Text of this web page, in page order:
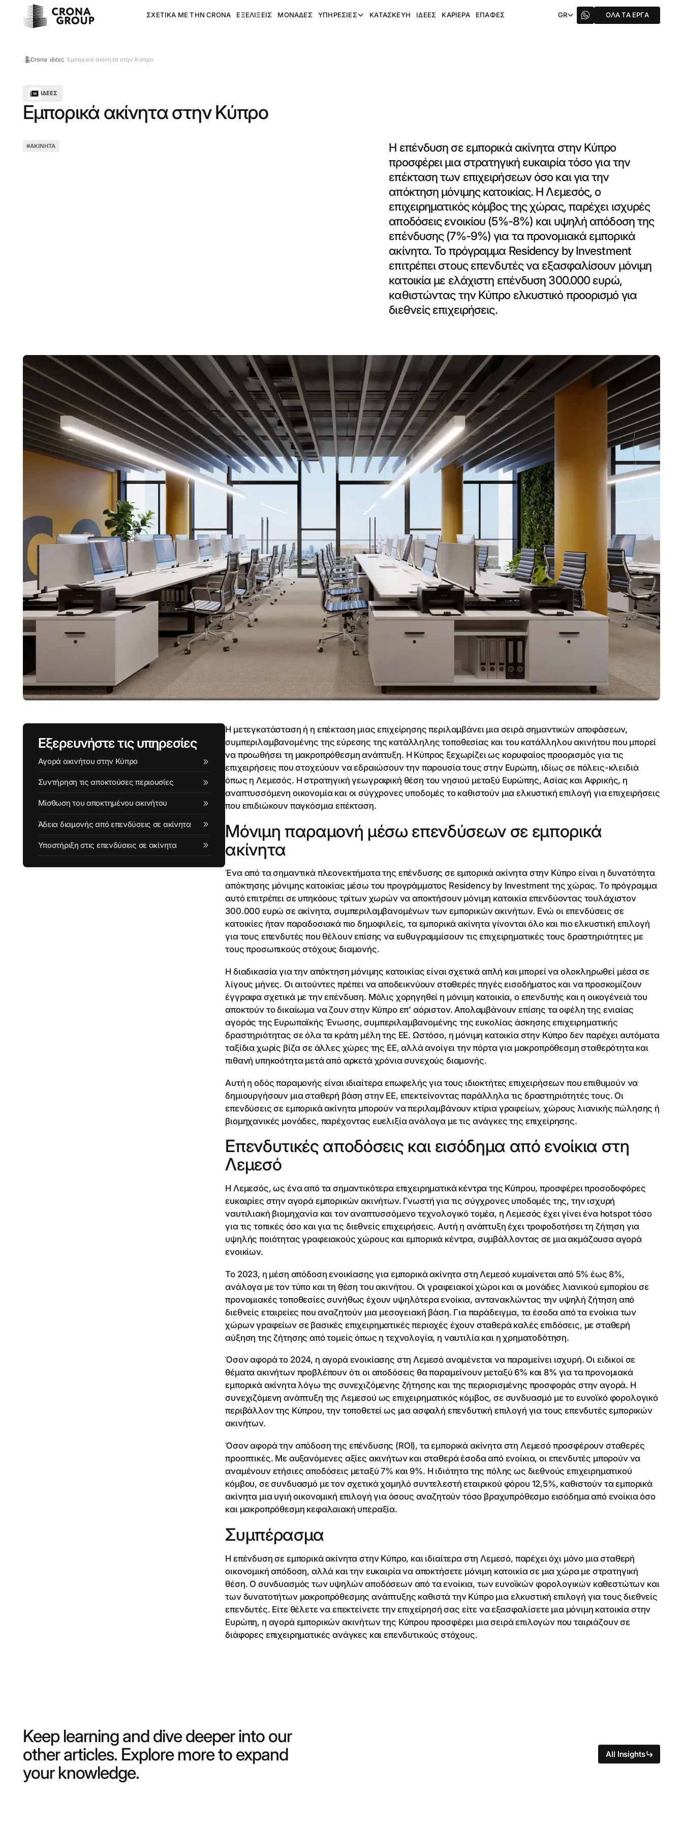
ΣΧΕΤΙΚΆ ΜΕ ΤΗΝ CRONA ΕΞΕΛΊΞΕΙΣ ΜΟΝΆΔΕΣ ΥΠΗΡΕΣΊΕΣ ΚΑΤΑΣΚΕΥΉ ΙΔΈΕΣ ΚΑΡΙΈΡΑ ΕΠΑΦΈΣ GR ΌΛΑ ΤΑ ΈΡΓΑ
Crona ιδέες Εμπορικά ακίνητα στην Κύπρο
ΙΔΈΕΣ
Εμπορικά ακίνητα στην Κύπρο
#ΑΚΊΝΗΤΑ
Η επένδυση σε εμπορικά ακίνητα στην Κύπρο
προσφέρει μια στρατηγική ευκαιρία τόσο για την
επέκταση των επιχειρήσεων όσο και για την
απόκτηση μόνιμης κατοικίας. Η Λεμεσός, ο
επιχειρηματικός κόμβος της χώρας, παρέχει ισχυρές
αποδόσεις ενοικίου (5%-8%) και υψηλή απόδοση της
επένδυσης (7%-9%) για τα προνομιακά εμπορικά
ακίνητα. Το πρόγραμμα Residency by Investment
επιτρέπει στους επενδυτές να εξασφαλίσουν μόνιμη
κατοικία με ελάχιστη επένδυση 300.000 ευρώ,
καθιστώντας την Κύπρο ελκυστικό προορισμό για
διεθνείς επιχειρήσεις.
Εξερευνήστε τις υπηρεσίες
Αγορά ακινήτου στην Κύπρο
Συντήρηση τις αποκτούσες περιουσίες
Μίσθωση του αποκτημένου ακινήτου
Άδεια διαμονής από επενδύσεις σε ακίνητα
Υποστήριξη στις επενδύσεις σε ακίνητα
Η μετεγκατάσταση ή η επέκταση μιας επιχείρησης περιλαμβάνει μια σειρά σημαντικών αποφάσεων,
συμπεριλαμβανομένης της εύρεσης της κατάλληλης τοποθεσίας και του κατάλληλου ακινήτου που μπορεί
να προωθήσει τη μακροπρόθεσμη ανάπτυξη. Η Κύπρος ξεχωρίζει ως κορυφαίος προορισμός για τις
επιχειρήσεις που στοχεύουν να εδραιώσουν την παρουσία τους στην Ευρώπη, ιδίως σε πόλεις-κλειδιά
όπως η Λεμεσός. Η στρατηγική γεωγραφική θέση του νησιού μεταξύ Ευρώπης, Ασίας και Αφρικής, η
αναπτυσσόμενη οικονομία και οι σύγχρονες υποδομές το καθιστούν μια ελκυστική επιλογή για επιχειρήσεις
που επιδιώκουν παγκόσμια επέκταση.
Μόνιμη παραμονή μέσω επενδύσεων σε εμπορικά
ακίνητα
Ένα από τα σημαντικά πλεονεκτήματα της επένδυσης σε εμπορικά ακίνητα στην Κύπρο είναι η δυνατότητα
απόκτησης μόνιμης κατοικίας μέσω του προγράμματος Residency by Investment της χώρας. Το πρόγραμμα
αυτό επιτρέπει σε υπηκόους τρίτων χωρών να αποκτήσουν μόνιμη κατοικία επενδύοντας τουλάχιστον
300.000 ευρώ σε ακίνητα, συμπεριλαμβανομένων των εμπορικών ακινήτων. Ενώ οι επενδύσεις σε
κατοικίες ήταν παραδοσιακά πιο δημοφιλείς, τα εμπορικά ακίνητα γίνονται όλο και πιο ελκυστική επιλογή
για τους επενδυτές που θέλουν επίσης να ευθυγραμμίσουν τις επιχειρηματικές τους δραστηριότητες με
τους προσωπικούς στόχους διαμονής.
Η διαδικασία για την απόκτηση μόνιμης κατοικίας είναι σχετικά απλή και μπορεί να ολοκληρωθεί μέσα σε
λίγους μήνες. Οι αιτούντες πρέπει να αποδεικνύουν σταθερές πηγές εισοδήματος και να προσκομίζουν
έγγραφα σχετικά με την επένδυση. Μόλις χορηγηθεί η μόνιμη κατοικία, ο επενδυτής και η οικογένειά του
αποκτούν το δικαίωμα να ζουν στην Κύπρο επ' αόριστον. Απολαμβάνουν επίσης τα οφέλη της ενιαίας
αγοράς της Ευρωπαϊκής Ένωσης, συμπεριλαμβανομένης της ευκολίας άσκησης επιχειρηματικής
δραστηριότητας σε όλα τα κράτη μέλη της ΕΕ. Ωστόσο, η μόνιμη κατοικία στην Κύπρο δεν παρέχει αυτόματα
ταξίδια χωρίς βίζα σε άλλες χώρες της ΕΕ, αλλά ανοίγει την πόρτα για μακροπρόθεσμη σταθερότητα και
πιθανή υπηκοότητα μετά από αρκετά χρόνια συνεχούς διαμονής.
Αυτή η οδός παραμονής είναι ιδιαίτερα επωφελής για τους ιδιοκτήτες επιχειρήσεων που επιθυμούν να
δημιουργήσουν μια σταθερή βάση στην ΕΕ, επεκτείνοντας παράλληλα τις δραστηριότητές τους. Οι
επενδύσεις σε εμπορικά ακίνητα μπορούν να περιλαμβάνουν κτίρια γραφείων, χώρους λιανικής πώλησης ή
βιομηχανικές μονάδες, παρέχοντας ευελιξία ανάλογα με τις ανάγκες της επιχείρησης.
Επενδυτικές αποδόσεις και εισόδημα από ενοίκια στη
Λεμεσό
Η Λεμεσός, ως ένα από τα σημαντικότερα επιχειρηματικά κέντρα της Κύπρου, προσφέρει προσοδοφόρες
ευκαιρίες στην αγορά εμπορικών ακινήτων. Γνωστή για τις σύγχρονες υποδομές της, την ισχυρή
ναυτιλιακή βιομηχανία και τον αναπτυσσόμενο τεχνολογικό τομέα, η Λεμεσός έχει γίνει ένα hotspot τόσο
για τις τοπικές όσο και για τις διεθνείς επιχειρήσεις. Αυτή η ανάπτυξη έχει τροφοδοτήσει τη ζήτηση για
υψηλής ποιότητας γραφειακούς χώρους και εμπορικά κέντρα, συμβάλλοντας σε μια ακμάζουσα αγορά
ενοικίων.
Το 2023, η μέση απόδοση ενοικίασης για εμπορικά ακίνητα στη Λεμεσό κυμαίνεται από 5% έως 8%,
ανάλογα με τον τύπο και τη θέση του ακινήτου. Οι γραφειακοί χώροι και οι μονάδες λιανικού εμπορίου σε
προνομιακές τοποθεσίες συνήθως έχουν υψηλότερα ενοίκια, αντανακλώντας την υψηλή ζήτηση από
διεθνείς εταιρείες που αναζητούν μια μεσογειακή βάση. Για παράδειγμα, τα έσοδα από τα ενοίκια των
χώρων γραφείων σε βασικές επιχειρηματικές περιοχές έχουν σταθερά καλές επιδόσεις, με σταθερή
αύξηση της ζήτησης από τομείς όπως η τεχνολογία, η ναυτιλία και η χρηματοδότηση.
Όσον αφορά το 2024, η αγορά ενοικίασης στη Λεμεσό αναμένεται να παραμείνει ισχυρή. Οι ειδικοί σε
θέματα ακινήτων προβλέπουν ότι οι αποδόσεις θα παραμείνουν μεταξύ 6% και 8% για τα προνομιακά
εμπορικά ακίνητα λόγω της συνεχιζόμενης ζήτησης και της περιορισμένης προσφοράς στην αγορά. Η
συνεχιζόμενη ανάπτυξη της Λεμεσού ως επιχειρηματικός κόμβος, σε συνδυασμό με το ευνοϊκό φορολογικό
περιβάλλον της Κύπρου, την τοποθετεί ως μια ασφαλή επενδυτική επιλογή για τους επενδυτές εμπορικών
ακινήτων.
Όσον αφορά την απόδοση της επένδυσης (ROI), τα εμπορικά ακίνητα στη Λεμεσό προσφέρουν σταθερές
προοπτικές. Με αυξανόμενες αξίες ακινήτων και σταθερά έσοδα από ενοίκια, οι επενδυτές μπορούν να
αναμένουν ετήσιες αποδόσεις μεταξύ 7% και 9%. Η ιδιότητα της πόλης ως διεθνούς επιχειρηματικού
κόμβου, σε συνδυασμό με τον σχετικά χαμηλό συντελεστή εταιρικού φόρου 12,5%, καθιστούν τα εμπορικά
ακίνητα μια υγιή οικονομική επιλογή για όσους αναζητούν τόσο βραχυπρόθεσμο εισόδημα από ενοίκια όσο
και μακροπρόθεσμη κεφαλαιακή υπεραξία.
Συμπέρασμα
Η επένδυση σε εμπορικά ακίνητα στην Κύπρο, και ιδιαίτερα στη Λεμεσό, παρέχει όχι μόνο μια σταθερή
οικονομική απόδοση, αλλά και την ευκαιρία να αποκτήσετε μόνιμη κατοικία σε μια χώρα με στρατηγική
θέση. Ο συνδυασμός των υψηλών αποδόσεων από τα ενοίκια, των ευνοϊκών φορολογικών καθεστώτων και
των δυνατοτήτων μακροπρόθεσμης ανάπτυξης καθιστά την Κύπρο μια ελκυστική επιλογή για τους διεθνείς
επενδυτές. Είτε θέλετε να επεκτείνετε την επιχείρησή σας είτε να εξασφαλίσετε μια μόνιμη κατοικία στην
Ευρώπη, η αγορά εμπορικών ακινήτων της Κύπρου προσφέρει μια σειρά επιλογών που ταιριάζουν σε
διάφορες επιχειρηματικές ανάγκες και επενδυτικούς στόχους.
Keep learning and dive deeper into our
other articles. Explore more to expand
your knowledge.
All Insights